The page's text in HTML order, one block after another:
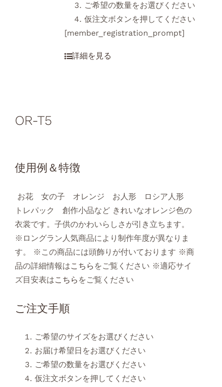
ご希望の数量をお選びください
仮注文ボタンを押してください
[member_registration_prompt]
OR-T5
使用例＆特徴
お花 女の子 オレンジ お人形 ロシア人形
トレパック 創作小品など きれいなオレンジ色の
衣裳です。子供のかわいらしさが引き立ちます。
※ロングラン人気商品により制作年度が異なりま
す。 ※この商品には頭飾りが付いております ※商
品の詳細情報はこちら をご覧ください ※適応サイ
ズ目安表はこちら をご覧ください
ご注文手順
ご希望のサイズをお選びください
お届け希望日をお選びください
ご希望の数量をお選びください
仮注文ボタンを押してください